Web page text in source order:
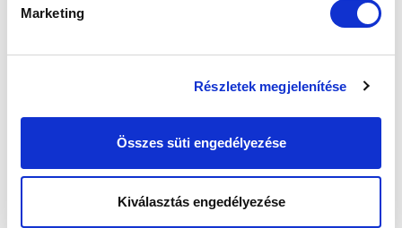
Marketing
Részletek megjelenítése
Összes süti engedélyezése
Kiválasztás engedélyezése
SZPONZOROK